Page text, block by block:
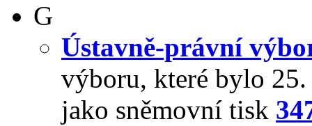
G
Ústavně-právní
výboru, které bylo
jako sněmovní tisk